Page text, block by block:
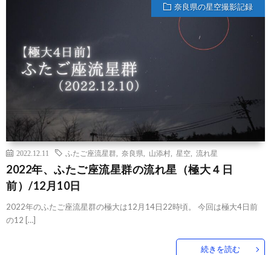
奈良県の星空撮影記録
2022.12.11 ふたご座流星群 奈良県 山添村 星空 流れ星
2022年、ふたご座流星群の流れ星（極大４日
前）/12月10日
2022年のふたご座流星群の極大は12月14日22時頃。 今回は極大4日前
の12 […]
続きを読む